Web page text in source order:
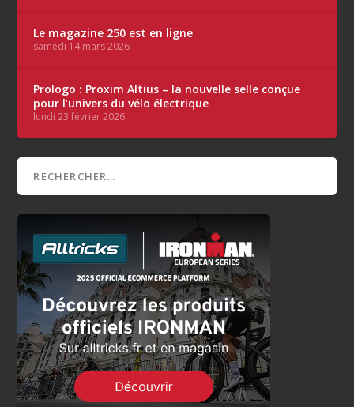
Le magazine 250 est en ligne
samedi 14 mars 2026
Prologo : Proxim Altius – la nouvelle selle conçue
pour l’univers du vélo électrique
lundi 23 février 2026